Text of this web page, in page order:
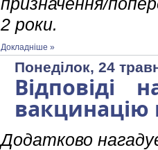
призначення/
2 роки.
Докладніше »
Понеділок, 24
Відповіді
вакцинацію
Додатково